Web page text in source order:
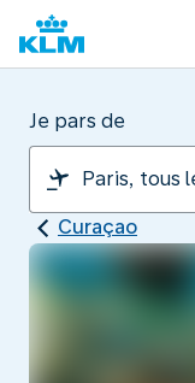
Je pars de
Curaçao